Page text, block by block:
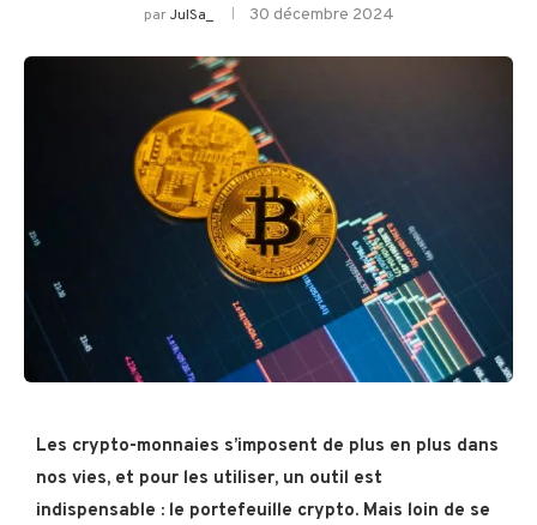
parJulSa_ 30 décembre 2024
Les crypto-monnaies s’imposent de plus en plus dans
nos vies, et pour les utiliser, un outil est
indispensable : le portefeuille crypto. Mais loin de se